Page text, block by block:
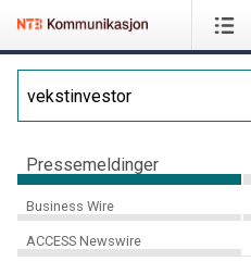
Pressemeldinger
Business Wire
ACCESS Newswire